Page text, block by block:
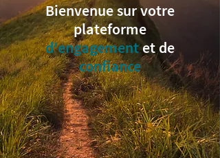
Bienvenue sur votre
plateforme
d'engagementet de
confiance